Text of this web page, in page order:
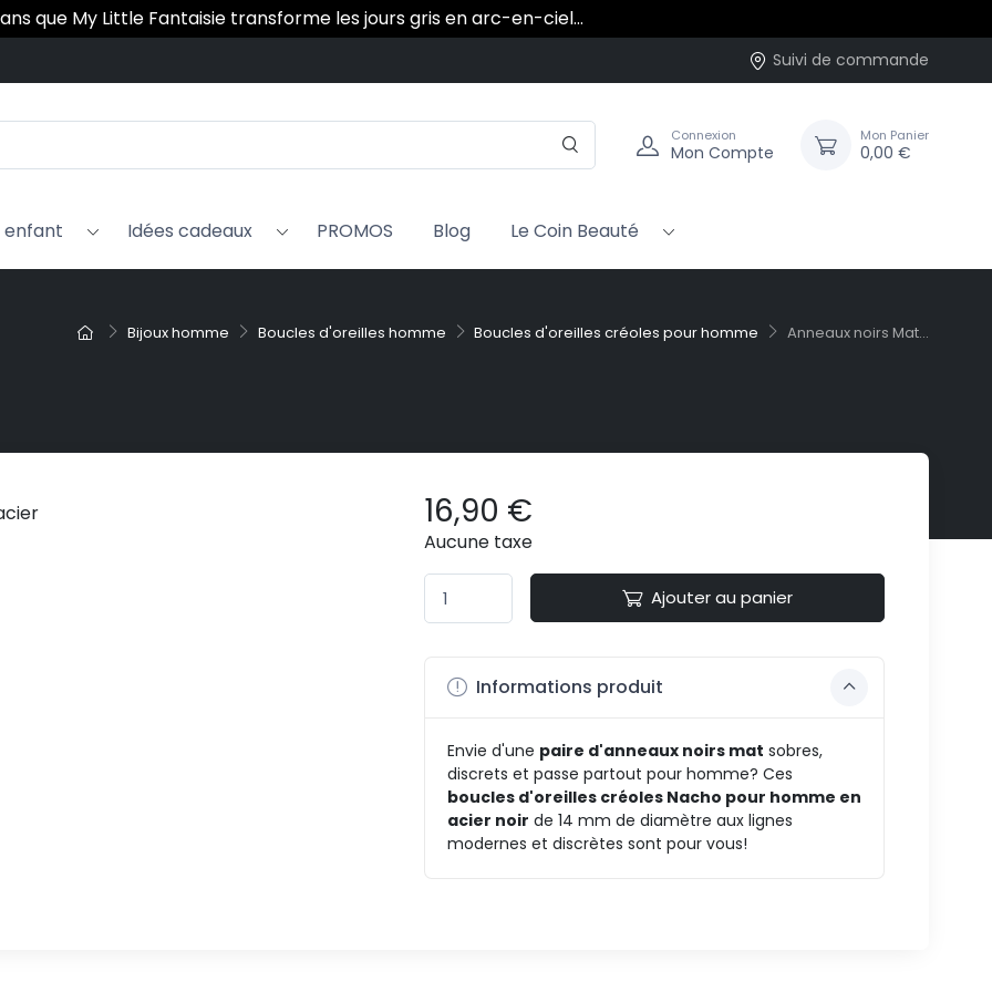
ans que My Little Fantaisie transforme les jours gris en arc-en-ciel…
Suivi de commande
Connexion
Mon Compte
Mon Panier
0,00 €
enfant Idées cadeaux PROMOS Blog Le Coin Beauté
Bijoux homme Boucles d'oreilles homme Boucles d'oreilles créoles pour homme Anneaux noirs Mat...
16,90 €
Aucune taxe
Ajouter au panier
Informations produit
Envie d'une paire d'anneaux noirs mat sobres,
discrets et passe partout pour homme? Ces
boucles d'oreilles créoles Nacho pour homme en
acier noir de 14 mm de diamètre aux lignes
modernes et discrètes sont pour vous!